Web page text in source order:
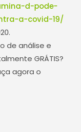
d-pode-
a-covid-19/
de análise e
GRÁTIS?
agora o